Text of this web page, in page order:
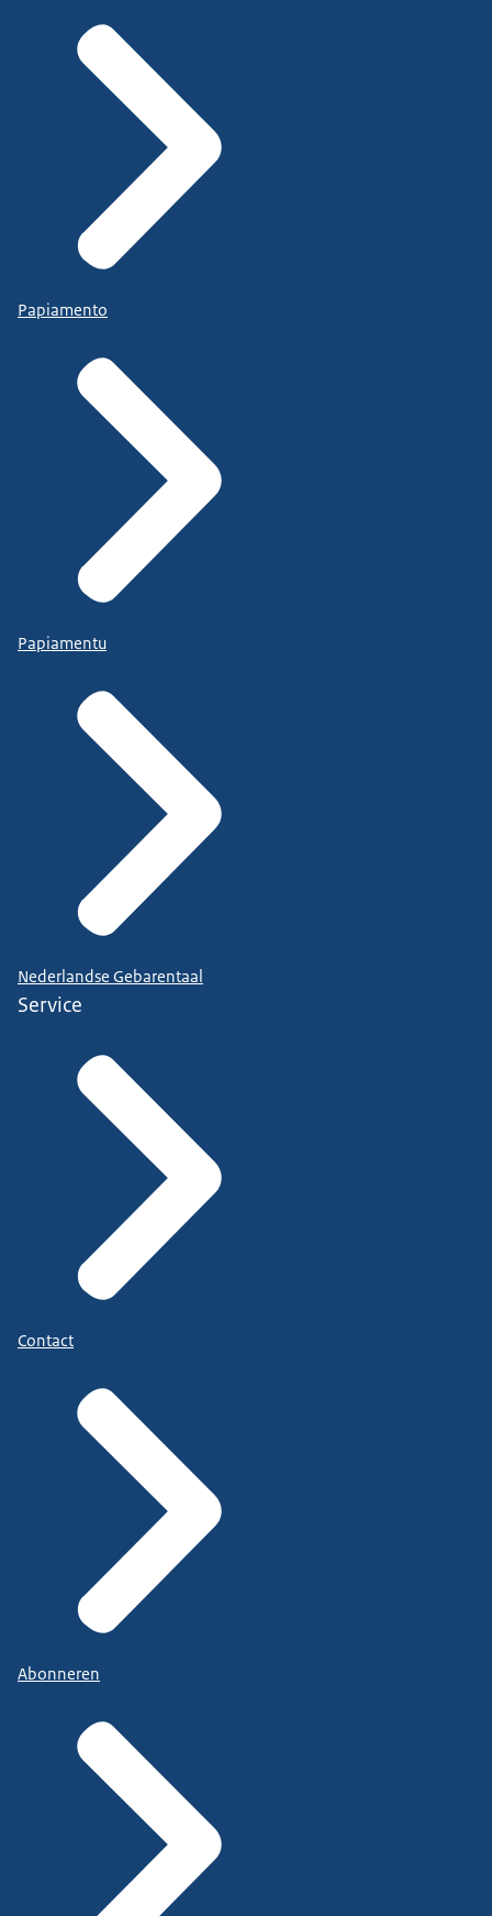
Papiamento
Papiamentu
Nederlandse Gebarentaal
Service
Contact
Abonneren